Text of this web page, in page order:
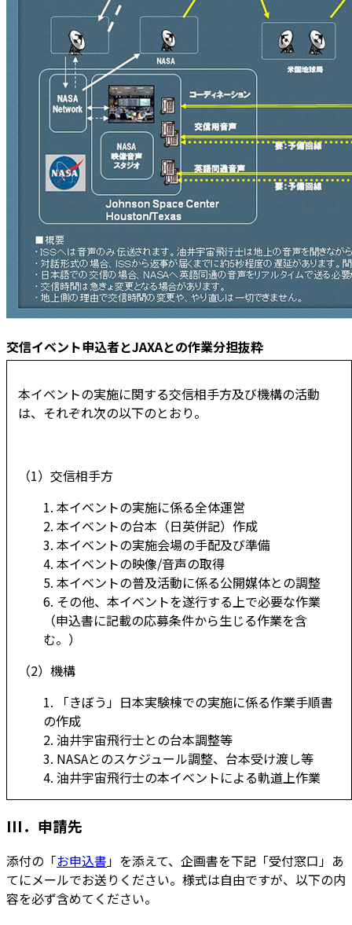
交信イベント申込者とJAXAとの作業分担抜粋
本イベントの実施に関する交信相手方及び機構の活動
は、それぞれ次の以下のとおり。
（1）交信相手方
1. 本イベントの実施に係る全体運営
2. 本イベントの台本（日英併記）作成
3. 本イベントの実施会場の手配及び準備
4. 本イベントの映像/音声の取得
5. 本イベントの普及活動に係る公開媒体との調整
6. その他、本イベントを遂行する上で必要な作業
（申込書に記載の応募条件から生じる作業を含
む。）
（2）機構
1. 「きぼう」日本実験棟での実施に係る作業手順書
の作成
2. 油井宇宙飛行士との台本調整等
3. NASAとのスケジュール調整、台本受け渡し等
4. 油井宇宙飛行士の本イベントによる軌道上作業
III．申請先
添付の「お申込書」を添えて、企画書を下記「受付窓口」あ
てにメールでお送りください。様式は自由ですが、以下の内
容を必ず含めてください。